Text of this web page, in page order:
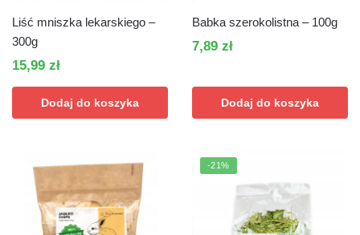
Liść mniszka lekarskiego –
300g
15,99 zł
Dodaj do koszyka
Babka szerokolistna – 100g
7,89 zł
Dodaj do koszyka
-21%